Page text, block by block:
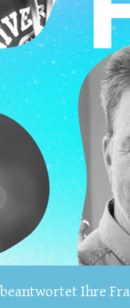
Ihre